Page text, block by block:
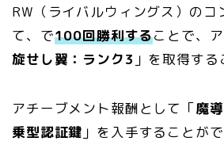
RW（ライバルウィングス）のコ
て、で100回勝利することで、
旋せし翼：ランク3 」を取得する
アチーブメント報酬として「魔
乗型認証鍵 」を入手することがで